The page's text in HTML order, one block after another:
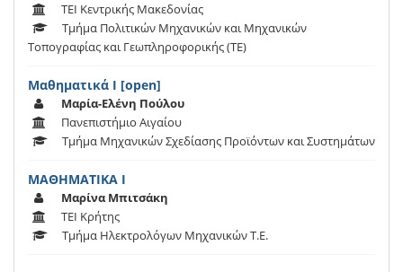
ΤΕΙ Κεντρικής Μακεδονίας
Τμήμα Πολιτικών Μηχανικών και Μηχανικών
Τοπογραφίας και Γεωπληροφορικής (ΤΕ)
Μαθηματικά Ι [open]
Μαρία-Ελένη Πούλου
Πανεπιστήμιο Αιγαίου
Τμήμα Μηχανικών Σχεδίασης Προϊόντων και Συστημάτων
ΜΑΘΗΜΑΤΙΚΑ Ι
Μαρίνα Μπιτσάκη
ΤΕΙ Κρήτης
Τμήμα Ηλεκτρολόγων Μηχανικών Τ.Ε.